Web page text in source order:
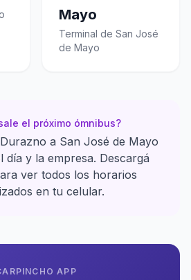
Mayo
Terminal de San José
de Mayo
el próximo ómnibus?
a San José de Mayo
día y la empresa. Descargá
ver todos los horarios
en tu celular.
APP